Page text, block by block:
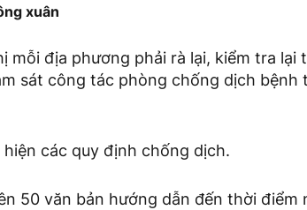
xuân
mỗi địa phương phải rà lại, kiểm tra lại
sát công tác phòng chống dịch bệnh
các quy định chống dịch.
50 văn bản hướng dẫn đến thời điểm